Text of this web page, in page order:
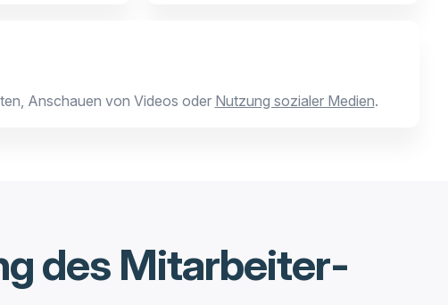
Anschauen von Videos oder Nutzung sozialer Medien.
des Mitarbeiter-